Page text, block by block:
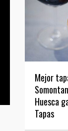
Mejor
Huesca
Tapas